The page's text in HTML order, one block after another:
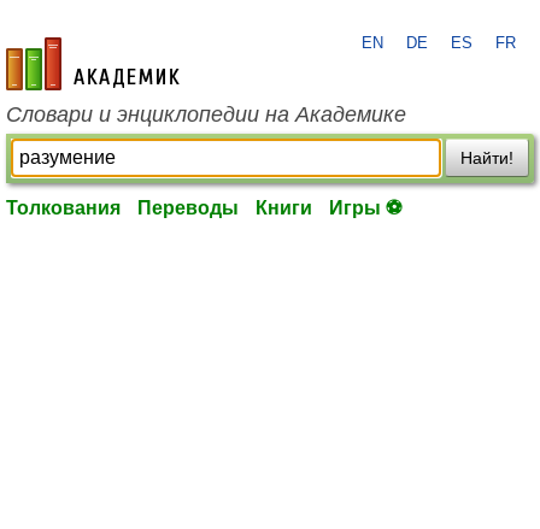
academic.ru
EN DE ES FR
Словари и энциклопедии на Академике
Найти!
Толкования Переводы Книги Игры ⚽